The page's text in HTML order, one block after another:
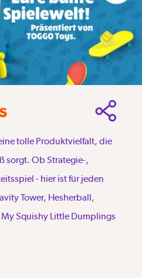
tolle Produktvielfalt, die
sorgt. Ob Strategie-,
- hier ist für jeden
Tower, Hesherball,
Squishy Little Dumplings